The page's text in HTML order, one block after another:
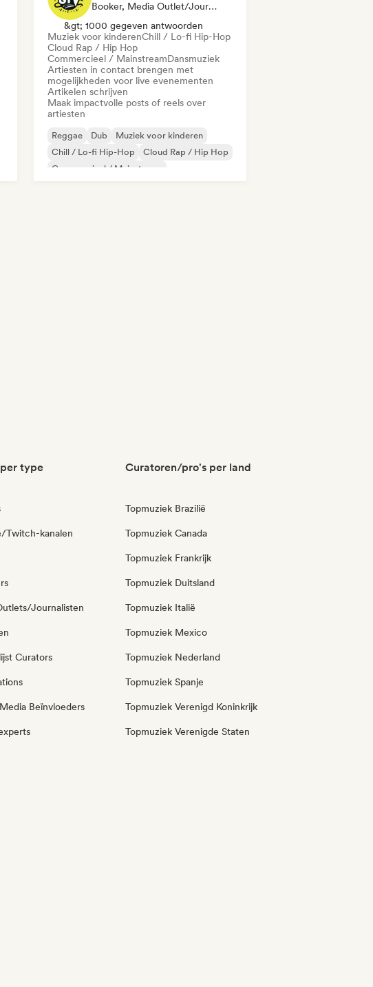
Booker, Media Outlet/Journalist, Sociale Media Beïnvloeder
&gt; 1000 gegeven antwoorden
Muziek voor kinderenChill / Lo-fi Hip-Hop
Cloud Rap / Hip Hop
Commercieel / MainstreamDansmuziek
Artiesten in contact brengen met
mogelijkheden voor live evenementen
Artikelen schrijven
Maak impactvolle posts of reels over
artiesten
Reggae Dub
Muziek voor kinderen
Chill / Lo-fi Hip-Hop
Cloud Rap / Hip Hop
Commercieel / Mainstream
type
Twitch-kanalen
Journalisten
Curators
Beïnvloeders
Curatoren/pro's per land
Topmuziek Brazilië
Topmuziek Canada
Topmuziek Frankrijk
Topmuziek Duitsland
Topmuziek Italië
Topmuziek Mexico
Topmuziek Nederland
Topmuziek Spanje
Topmuziek Verenigd Koninkrijk
Topmuziek Verenigde Staten